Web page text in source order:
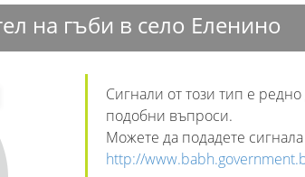
на гъби в село Еленино
Сигнали от този тип е
подобни въпроси.
Можете да подадете
http://